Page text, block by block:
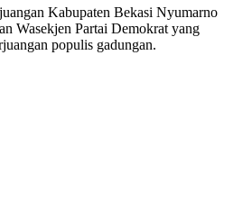
Kabupaten Bekasi Nyumarno
Wasekjen Partai Demokrat yang
populis gadungan.